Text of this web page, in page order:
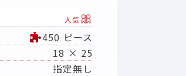
人気 🎀
450 ピース
18 × 25
指定無し